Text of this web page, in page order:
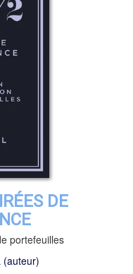
DE
portefeuilles
(auteur)